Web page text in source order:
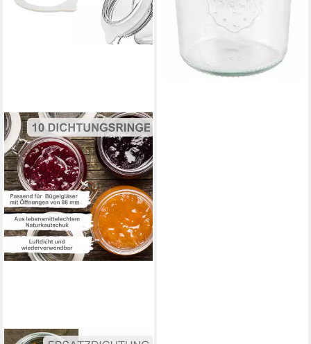
lieferbar - in 3-4 Werktagen bei dir